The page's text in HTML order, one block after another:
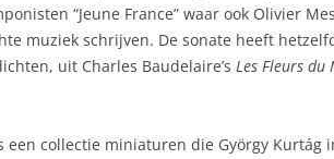
“Jeune France” waar ook Olivier
muziek schrijven. De sonate heeft
uit Charles Baudelaire’s Les Fleurs du
een collectie miniaturen die György Kurtág